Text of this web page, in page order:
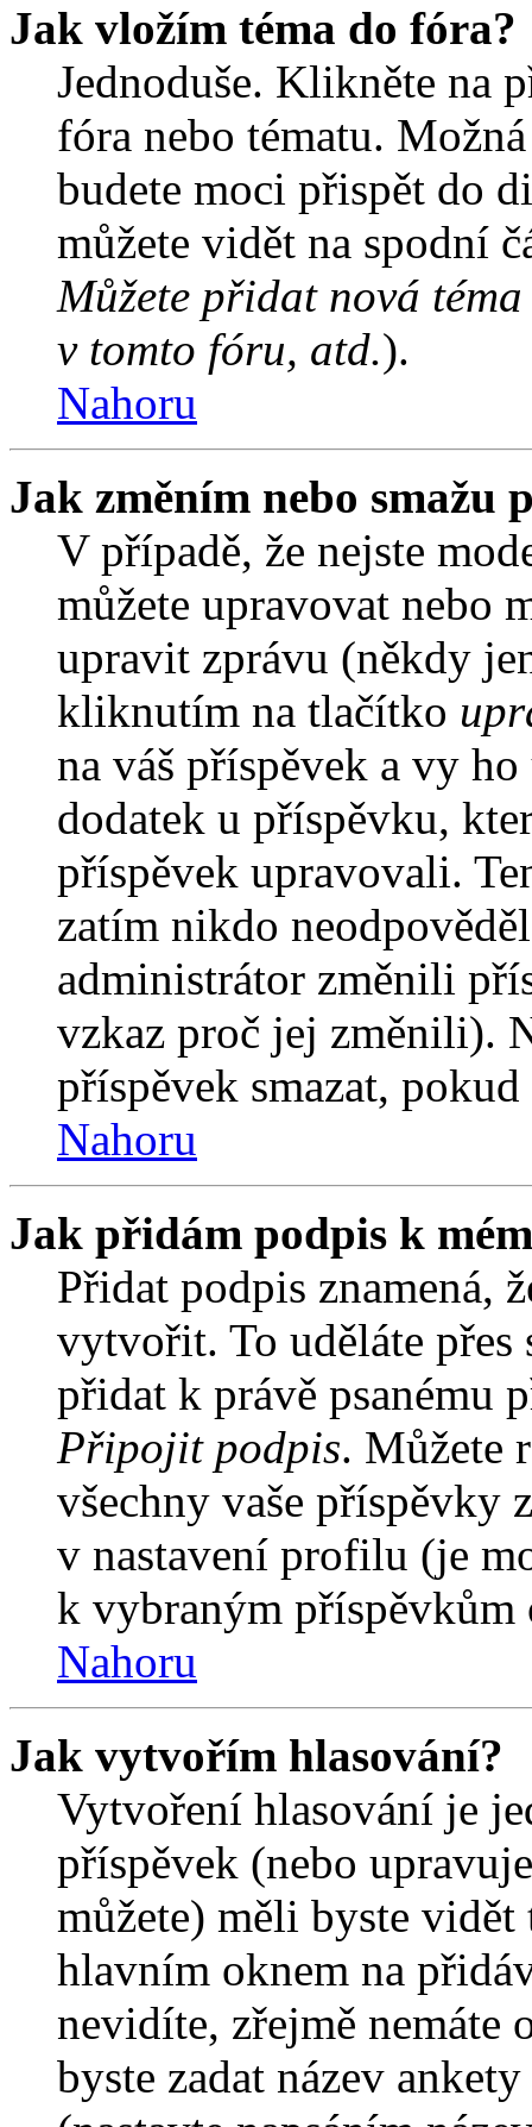
Jak vložím téma do fóra?
Jednoduše. Klikněte na
fóra nebo tématu.
budete moci přispět do
můžete vidět na spodní
Můžete přidat nová
v tomto fóru, atd.).
Nahoru
Jak změním nebo smažu
V případě, že nejste
můžete upravovat nebo
upravit zprávu (někdy
kliknutím na tlačítko
na váš příspěvek a vy
dodatek u příspěvku,
příspěvek upravovali.
zatím nikdo
administrátor změnili
vzkaz proč jej změnili).
příspěvek smazat,
Nahoru
Jak přidám podpis k
Přidat podpis znamená,
vytvořit. To uděláte
přidat k právě psanému
Připojit podpis. Můžete
všechny vaše příspěvky
v nastavení profilu (je
k vybraným příspěvkům
Nahoru
Jak vytvořím hlasování?
Vytvoření hlasování je
příspěvek (nebo
můžete) měli byste
hlavním oknem na
nevidíte, zřejmě
byste zadat název